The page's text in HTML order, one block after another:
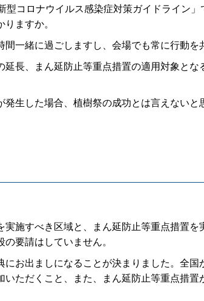
コロナウイルス感染症対策ガイドライン
ますか。
一緒に過ごしますし、会場でも常に行動を
長、まん延防止等重点措置の適用対象と
生した場合、植樹祭の成功とは言えないと
施すべき区域と、まん延防止等重点措置
要請はしていません。
お出ましになることが決まりました。全
ただくこと、また、まん延防止等重点措